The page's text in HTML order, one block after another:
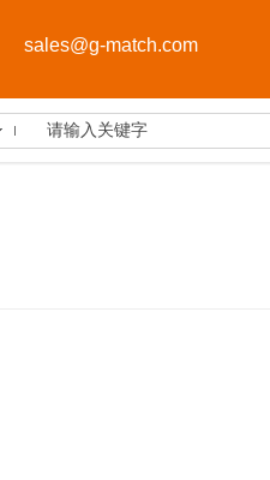
sales@g-match.com